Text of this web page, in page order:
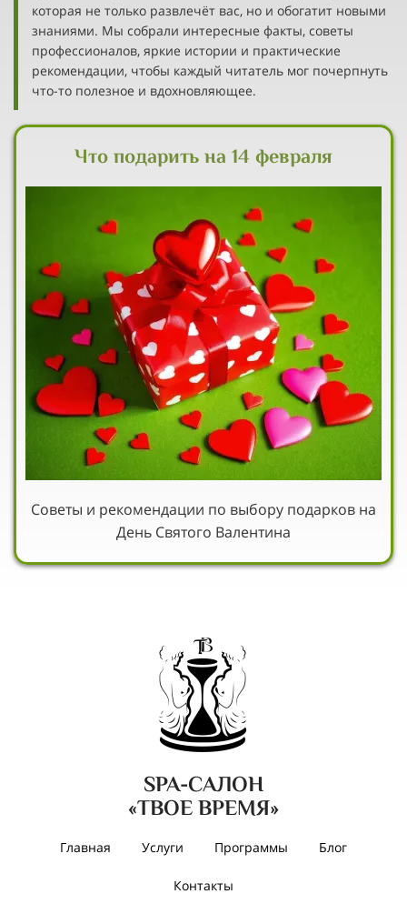
которая не только развлечёт вас, но и обогатит новыми
знаниями. Мы собрали интересные факты, советы
профессионалов, яркие истории и практические
рекомендации, чтобы каждый читатель мог почерпнуть
что-то полезное и вдохновляющее.
Что подарить на 14 февраля
Советы и рекомендации по выбору подарков на
День Святого Валентина
SPA-САЛОН
«ТВОЕ ВРЕМЯ»
Главная Услуги Программы Блог
Контакты